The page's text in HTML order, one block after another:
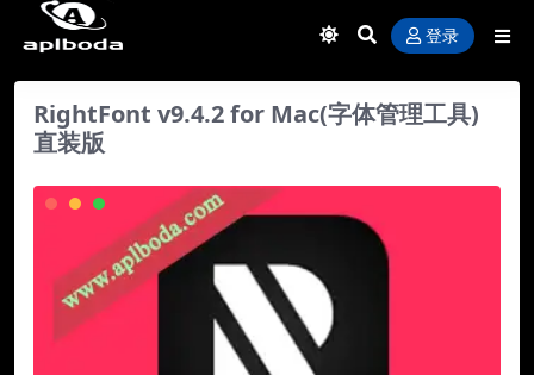
登录
RightFont v9.4.2 for Mac(字体管理工具)
直装版